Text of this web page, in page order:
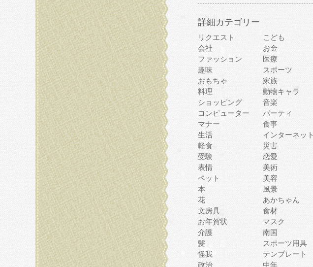
詳細カテゴリー
リクエスト こども
会社
お金
ファッション
医療
趣味
スポーツ
おもちゃ
家族
料理
動物キャラ
ショッピング
音楽
コンピューター
パーティ
マナー
食事
生活
インターネット
軽食
災害
受験
恋愛
表情
美術
ペット
美容
本
風景
花
あかちゃん
文房具
食材
お年賀状
マスク
介護
南国
髪
スポーツ用具
怪我
テンプレート
政治
中年